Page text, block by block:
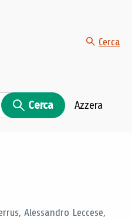
Cerca
Cerca Azzera
Alessandro Leccese,